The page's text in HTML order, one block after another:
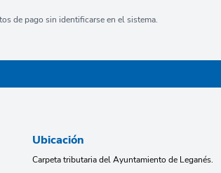
de pago sin identificarse en el sistema.
Ubicación
Carpeta tributaria del Ayuntamiento de Leganés.